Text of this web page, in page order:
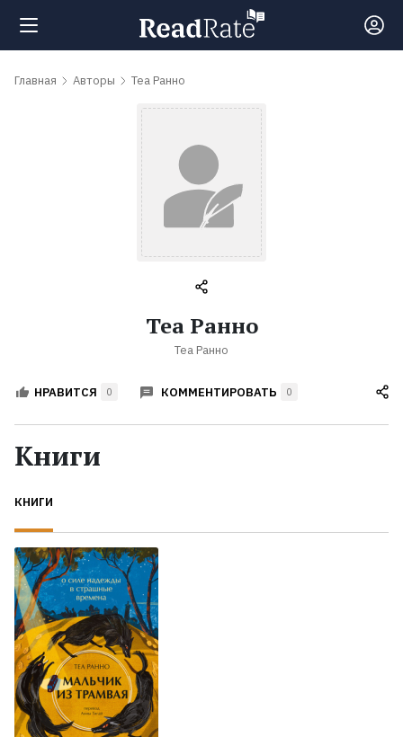
Поиск
Авторы
Жанры
Экранизации
Коллекции
Главная Авторы Теа Ранно
Теа Ранно
Теа Ранно
НРАВИТСЯ 0 КОММЕНТИРОВАТЬ 0
Книги
КНИГИ